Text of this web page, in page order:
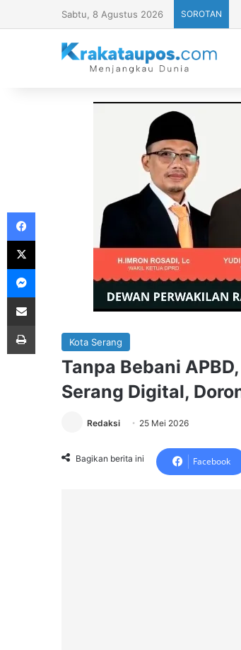
Sabtu, 8 Agustus 2026 SOROTAN
Kota Serang
Tanpa Bebani
Serang Digital,
Redaksi 25 Mei 2026
Bagikan berita ini Facebook